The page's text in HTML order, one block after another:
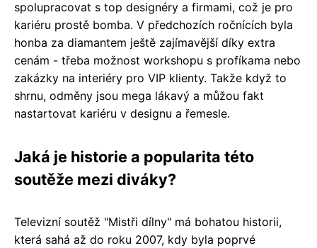
spolupracovat s top designéry a firmami, což je pro
kariéru prostě bomba. V předchozích ročnících byla
honba za diamantem ještě zajímavější díky extra
cenám - třeba možnost workshopu s profíkama nebo
zakázky na interiéry pro VIP klienty. Takže když to
shrnu, odměny jsou mega lákavý a můžou fakt
nastartovat kariéru v designu a řemesle.
Jaká je historie a popularita této
soutěže mezi diváky?
Televizní soutěž "Mistři dílny" má bohatou historii,
která sahá až do roku 2007, kdy byla poprvé